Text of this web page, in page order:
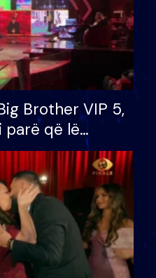
Brother VIP 5,
parë që lë
mundësinë për